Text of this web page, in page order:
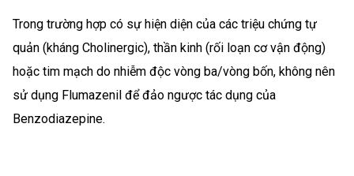
Trong trường hợp có sự hiện diện của các triệu chứng tự
quản (kháng Cholinergic), thần kinh (rối loạn cơ vận động)
hoặc tim mạch do nhiễm độc vòng ba/vòng bốn, không nên
sử dụng Flumazenil để đảo ngược tác dụng của
Benzodiazepine.